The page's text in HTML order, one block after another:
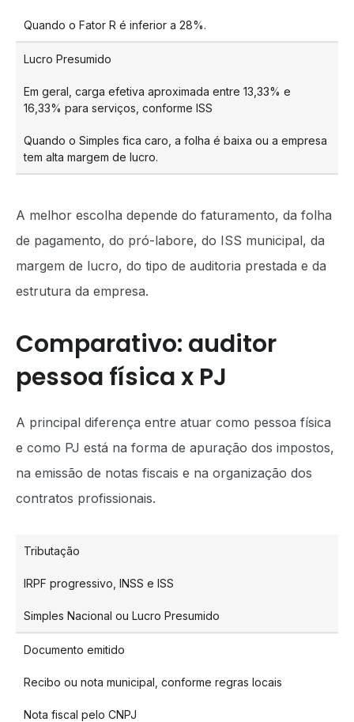
Quando o Fator R é inferior a 28%.
Lucro Presumido
Em geral, carga efetiva aproximada entre 13,33% e
16,33% para serviços, conforme ISS
Quando o Simples fica caro, a folha é baixa ou a empresa
tem alta margem de lucro.
A melhor escolha depende do faturamento, da folha
de pagamento, do pró-labore, do ISS municipal, da
margem de lucro, do tipo de auditoria prestada e da
estrutura da empresa.
Comparativo: auditor
pessoa física x PJ
A principal diferença entre atuar como pessoa física
e como PJ está na forma de apuração dos impostos,
na emissão de notas fiscais e na organização dos
contratos profissionais.
Tributação
IRPF progressivo, INSS e ISS
Simples Nacional ou Lucro Presumido
Documento emitido
Recibo ou nota municipal, conforme regras locais
Nota fiscal pelo CNPJ